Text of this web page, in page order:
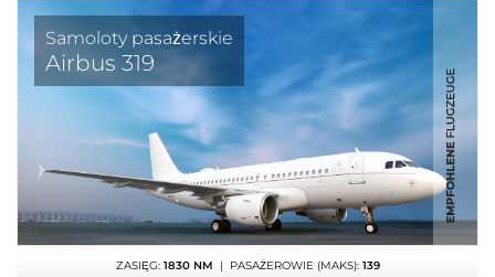
Samoloty pasażerskie
Airbus 319
ZASIĘG: 1830 NM | PASAŻEROWIE (MAKS): 139